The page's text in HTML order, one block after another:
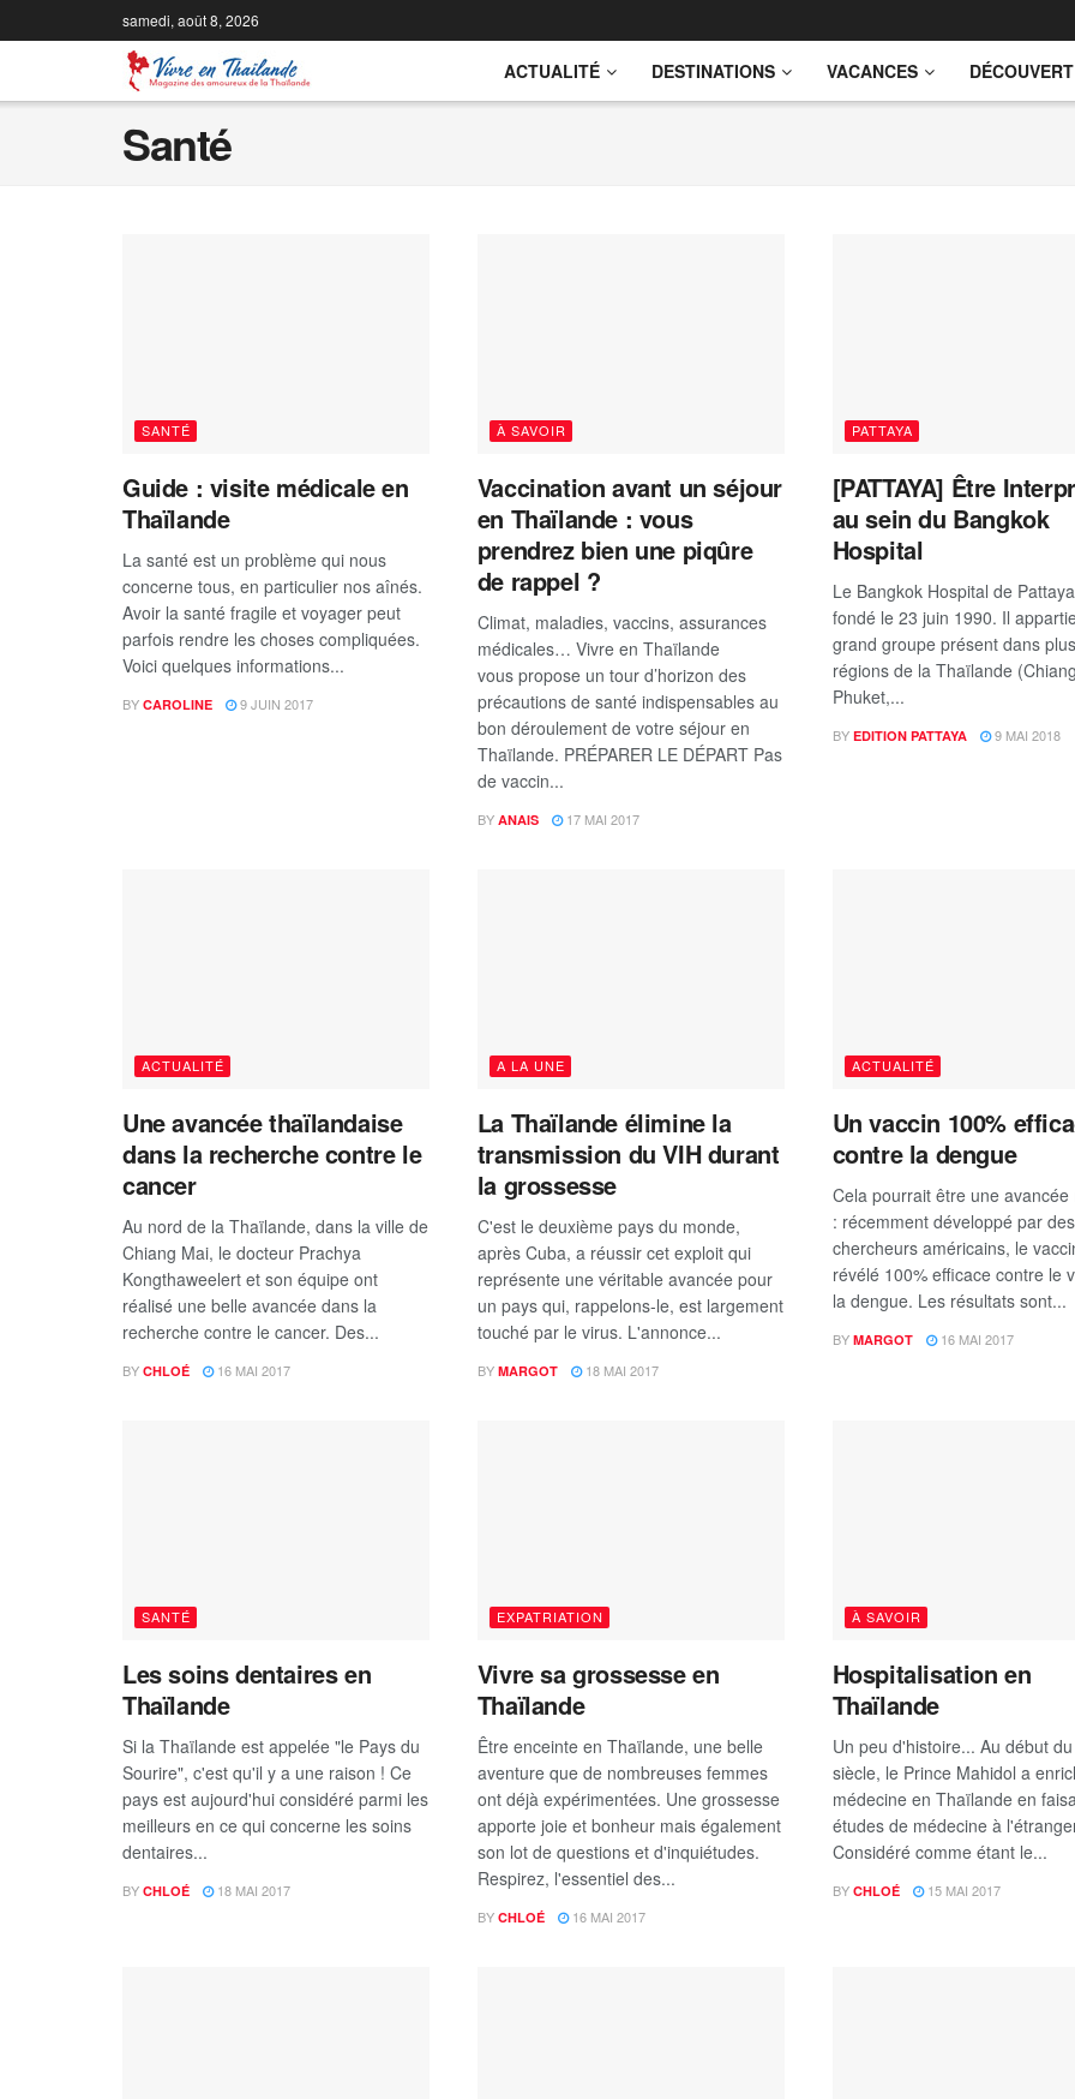
samedi, août 8, 2026
ACTUALITÉ DESTINATIONS VACANCES
Santé
SANTÉ
Guide : visite médicale en
Thaïlande
La santé est un problème qui nous
concerne tous, en particulier nos aînés.
Avoir la santé fragile et voyager peut
parfois rendre les choses compliquées.
Voici quelques informations...
BY CAROLINE 9 JUIN 2017
À SAVOIR
Vaccination avant un séjour
en Thaïlande : vous
prendrez bien une piqûre
de rappel ?
Climat, maladies, vaccins, assurances
médicales… Vivre en Thaïlande
vous propose un tour d’horizon des
précautions de santé indispensables au
bon déroulement de votre séjour en
Thaïlande. PRÉPARER LE DÉPART Pas
de vaccin...
BY ANAIS 17 MAI 2017
PATTAYA
[PATTAYA] Être
au sein du Bangkok
Hospital
Le Bangkok Hospital de
fondé le 23 juin 1990. Il
grand groupe présent dans
régions de la Thaïlande
Phuket,...
BY EDITION PATTAYA 9 MAI 2018
ACTUALITÉ
Une avancée thaïlandaise
dans la recherche contre le
cancer
Au nord de la Thaïlande, dans la ville de
Chiang Mai, le docteur Prachya
Kongthaweelert et son équipe ont
réalisé une belle avancée dans la
recherche contre le cancer. Des...
BY CHLOÉ 16 MAI 2017
A LA UNE
La Thaïlande élimine la
transmission du VIH durant
la grossesse
C'est le deuxième pays du monde,
après Cuba, a réussir cet exploit qui
représente une véritable avancée pour
un pays qui, rappelons-le, est largement
touché par le virus. L'annonce...
BY MARGOT 18 MAI 2017
ACTUALITÉ
Un vaccin 100%
contre la dengue
Cela pourrait être une avancée
: récemment développé par des
chercheurs américains, le
révélé 100% efficace contre le
la dengue. Les résultats sont...
BY MARGOT 16 MAI 2017
SANTÉ
Les soins dentaires en
Thaïlande
Si la Thaïlande est appelée "le Pays du
Sourire", c'est qu'il y a une raison ! Ce
pays est aujourd'hui considéré parmi les
meilleurs en ce qui concerne les soins
dentaires...
BY CHLOÉ 18 MAI 2017
EXPATRIATION
Vivre sa grossesse en
Thaïlande
Être enceinte en Thaïlande, une belle
aventure que de nombreuses femmes
ont déjà expérimentées. Une grossesse
apporte joie et bonheur mais également
son lot de questions et d'inquiétudes.
Respirez, l'essentiel des...
BY CHLOÉ 16 MAI 2017
À SAVOIR
Hospitalisation en
Thaïlande
Un peu d'histoire... Au début
siècle, le Prince Mahidol a
médecine en Thaïlande en
études de médecine à
Considéré comme étant le...
BY CHLOÉ 15 MAI 2017